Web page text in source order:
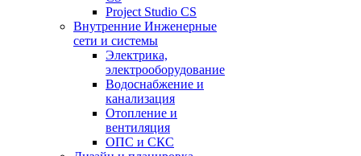
Project Studio CS
Внутренние Инженерные
сети и системы
Электрика,
электрооборудование
Водоснабжение и
канализация
Отопление и
вентиляция
ОПС и СКС